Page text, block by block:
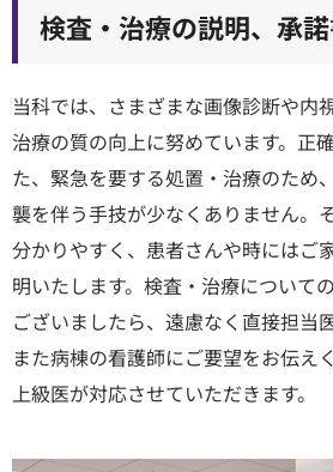
検査・治療の説明、承
当科では、さまざまな画像診断や内
治療の質の向上に努めています。正
た、緊急を要する処置・治療のため
襲を伴う手技が少なくありません。
分かりやすく、患者さんや時にはご
明いたします。検査・治療について
ございましたら、遠慮なく直接担当
また病棟の看護師にご要望をお伝え
上級医が対応させていただきます。